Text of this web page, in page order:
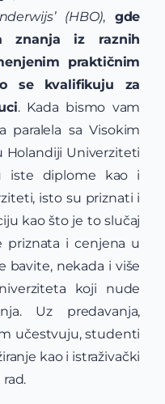
(HBO), gde
znanja iz raznih
praktičnim
se kvalifikuju za
. Kada bismo vam
paralela sa Visokim
Holandiji Univerziteti
iste diplome kao i
isto su priznati i
kao što je to slučaj
priznata i cenjena u
bavite, nekada i više
koji nude
Uz predavanja,
učestvuju, studenti
kao i istraživački